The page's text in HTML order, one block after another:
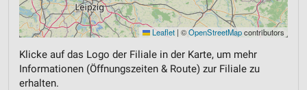
Leaflet | ©OpenStreetMapcontributors
Klicke auf das Logo der Filiale in der Karte, um mehr
Informationen (Öffnungszeiten & Route) zur Filiale zu
erhalten.